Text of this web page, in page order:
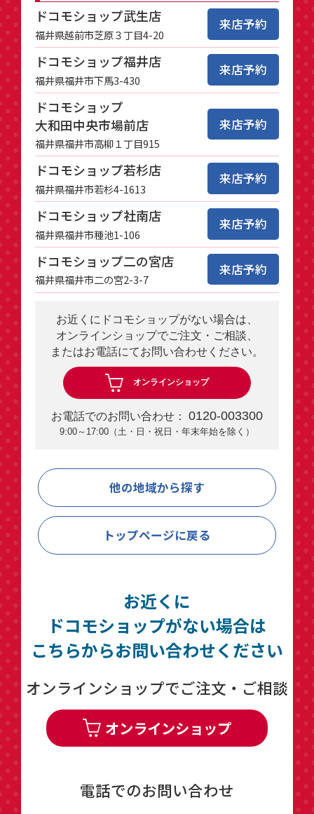
ドコモショップ武生店
福井県越前市芝原３丁目4-20
来店予約
ドコモショップ福井店
福井県福井市下馬3-430
来店予約
ドコモショップ
大和田中央市場前店
福井県福井市高柳１丁目915
来店予約
ドコモショップ若杉店
福井県福井市若杉4-1613
来店予約
ドコモショップ社南店
福井県福井市種池1-106
来店予約
ドコモショップ二の宮店
福井県福井市二の宮2-3-7
来店予約
お近くにドコモショップがない場合は、
オンラインショップでご注文・ご相談、
またはお電話にてお問い合わせください。
オンラインショップ
お電話でのお問い合わせ： 0120-003300
9:00～17:00（土・日・祝日・年末年始を除く）
他の地域から探す
トップページに戻る
お近くに
ドコモショップがない場合は
こちらからお問い合わせください
オンラインショップでご注文・ご相談
オンラインショップ
電話でのお問い合わせ